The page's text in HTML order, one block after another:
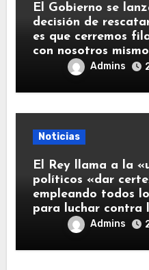
El Gobierno se
decisión de
es que cerremos
con nosotros
Admins
Noticias
El Rey llama a la
políticos «dar
empleando todos
para luchar contra
Admins